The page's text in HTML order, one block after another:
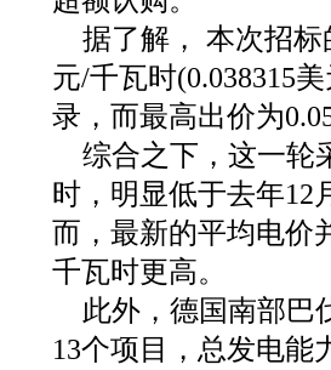
据了解， 本次招
元/千瓦时(0.038315
录，而最高出价为
综合之下，这一轮
时，明显低于去年12
而，最新的平均电价
千瓦时更高。
此外，德国南部巴
13个项目，总发电能